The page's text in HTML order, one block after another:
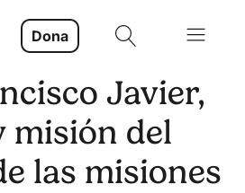
Dona
Javier,
misión del
las misiones